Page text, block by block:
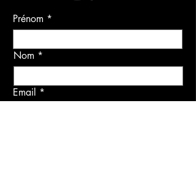
Prénom
Nom
Email